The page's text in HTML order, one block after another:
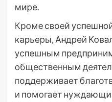
мире.
Кроме своей
карьеры, Андрей
успешным
общественным
поддерживает
и помогает